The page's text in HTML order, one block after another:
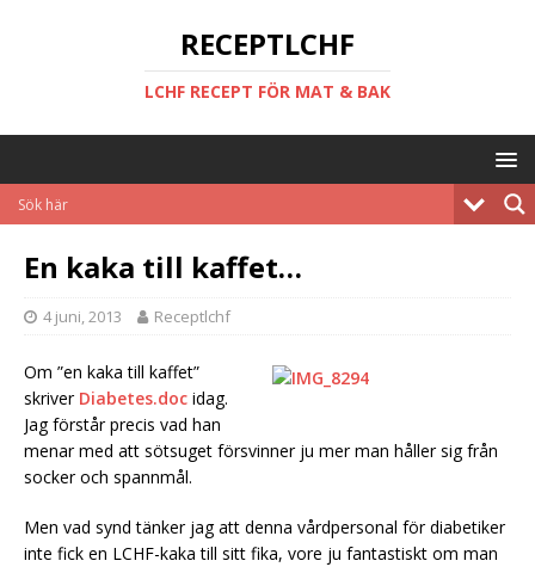
RECEPTLCHF
LCHF RECEPT FÖR MAT & BAK
En kaka till kaffet…
4 juni, 2013 Receptlchf
Om ”en kaka till kaffet”
skriver Diabetes.doc idag.
Jag förstår precis vad han
menar med att sötsuget försvinner ju mer man håller sig från
socker och spannmål.
Men vad synd tänker jag att denna vårdpersonal för diabetiker
inte fick en LCHF-kaka till sitt fika, vore ju fantastiskt om man